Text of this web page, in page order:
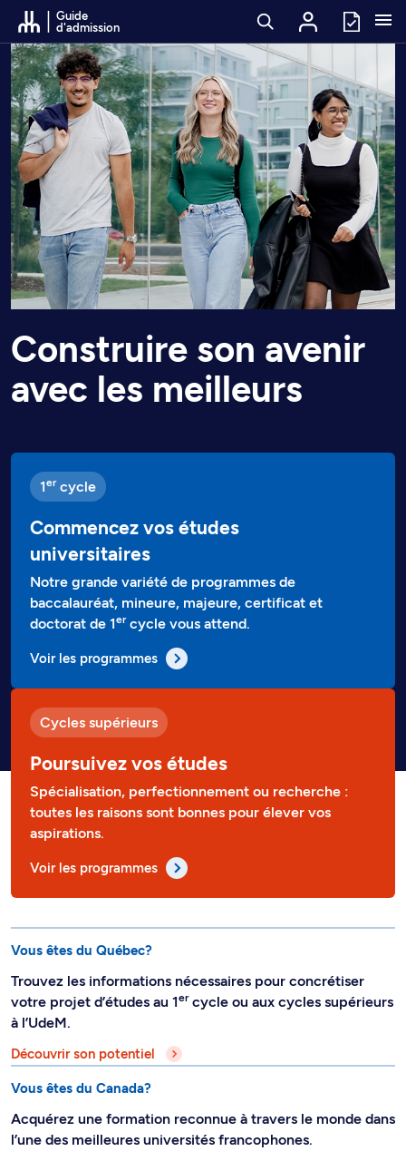
Passer au contenu
Guide
d'admission
Construire son avenir
avec les meilleurs
1ercycle
Commencez vos études
universitaires
Notre grande variété de programmes de
baccalauréat, mineure, majeure, certificat et
doctorat de 1ercycle vous attend.
Voir les programmes
Cycles supérieurs
Poursuivez vos études
Spécialisation, perfectionnement ou recherche :
toutes les raisons sont bonnes pour élever vos
aspirations.
Voir les programmes
Vous êtes du Québec?
Trouvez les informations nécessaires pour concrétiser
votre projet d’études au 1ercycle ou aux cycles supérieurs
à l’UdeM.
Découvrir son potentiel
Vous êtes du Canada?
Acquérez une formation reconnue à travers le monde dans
l’une des meilleures universités francophones.